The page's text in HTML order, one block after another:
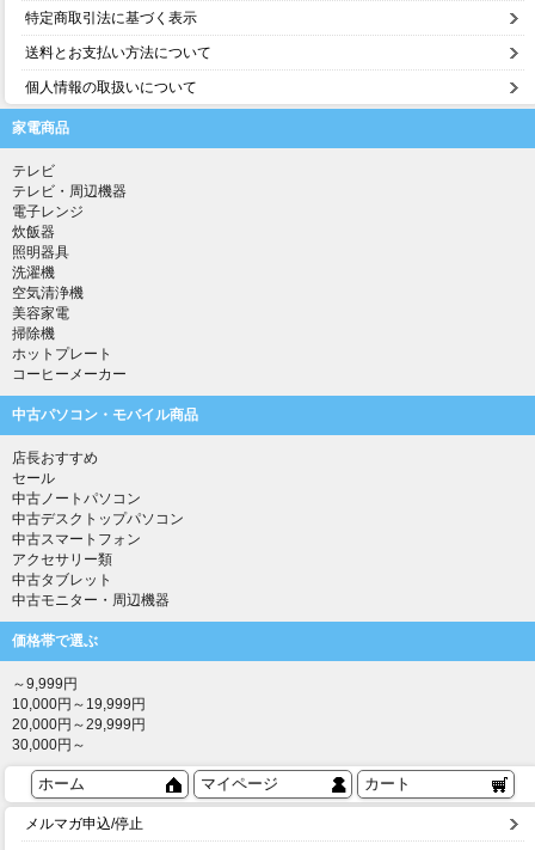
特定商取引法に基づく表示
送料とお支払い方法について
個人情報の取扱いについて
家電商品
テレビ
テレビ・周辺機器
電子レンジ
炊飯器
照明器具
洗濯機
空気清浄機
美容家電
掃除機
ホットプレート
コーヒーメーカー
中古パソコン・モバイル商品
店長おすすめ
セール
中古ノートパソコン
中古デスクトップパソコン
中古スマートフォン
アクセサリー類
中古タブレット
中古モニター・周辺機器
価格帯で選ぶ
～9,999円
10,000円～19,999円
20,000円～29,999円
30,000円～
ホーム マイページ カート
メルマガ申込/停止